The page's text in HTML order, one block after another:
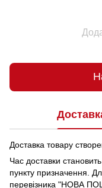
Доставка товару
Час доставки
пункту призначення.
перевізника "НОВА